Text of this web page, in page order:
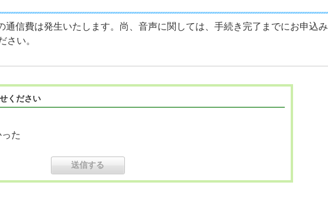
通信費は発生いたします。尚、音声に関しては、手続き完了までにお申込み
さい。
ください
た